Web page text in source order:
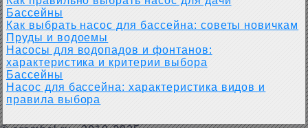
Бассейны
Как выбрать насос для бассейна: советы новичкам
Пруды и водоемы
Насосы для водопадов и фонтанов:
характеристика и критерии выбора
Бассейны
Насос для бассейна: характеристика видов и
правила выбора